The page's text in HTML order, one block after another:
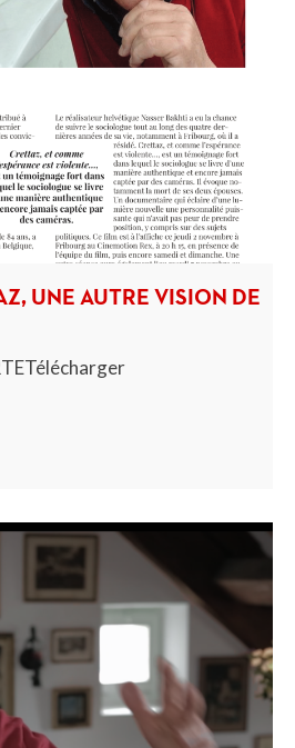
UNE AUTRE VISION DE